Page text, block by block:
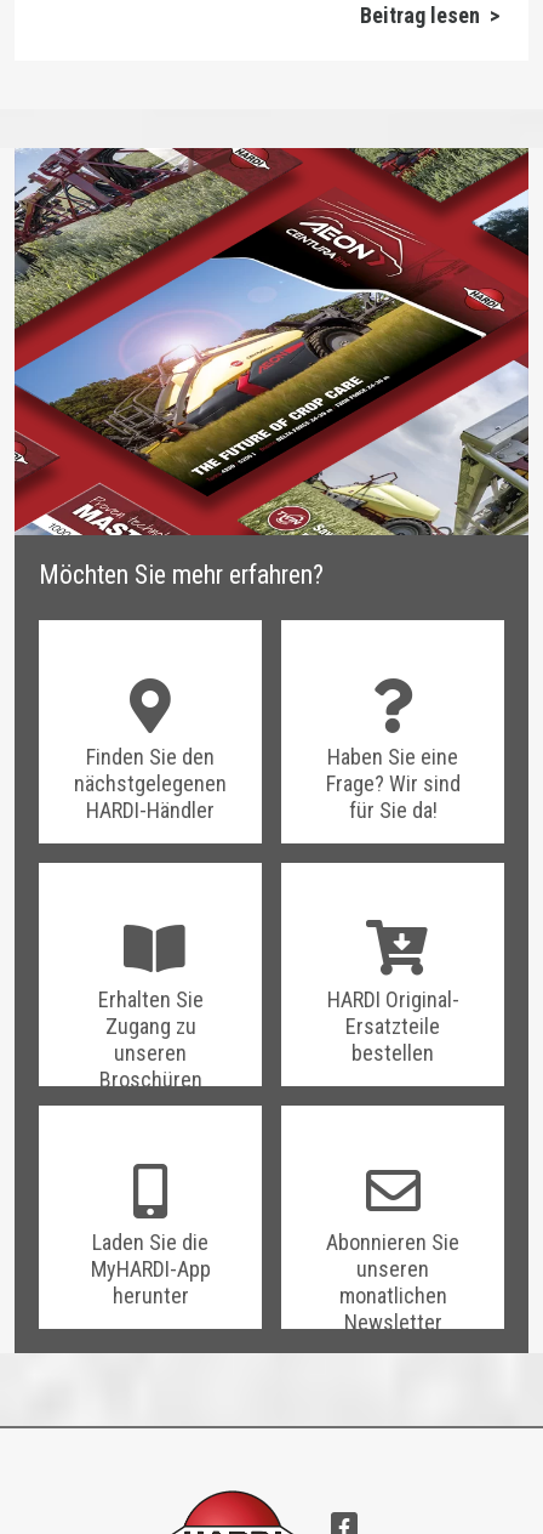
Beitrag lesen >
Möchten Sie mehr erfahren?
Finden Sie den
nächstgelegenen
HARDI-Händler
Haben Sie eine
Frage? Wir sind
für Sie da!
Erhalten Sie
Zugang zu
unseren
Broschüren
HARDI Original-
Ersatzteile
bestellen
Laden Sie die
MyHARDI-App
herunter
Abonnieren Sie
unseren
monatlichen
Newsletter